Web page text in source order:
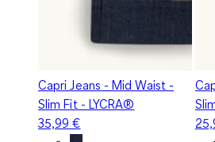
Capri Jeans - Mid Waist -
Slim Fit - LYCRA®
35,99 €